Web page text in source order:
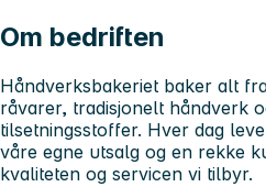
Om bedriften
Håndverksbakeriet baker alt
råvarer, tradisjonelt håndverk
tilsetningsstoffer. Hver dag
våre egne utsalg og en rekke
kvaliteten og servicen vi tilbyr.